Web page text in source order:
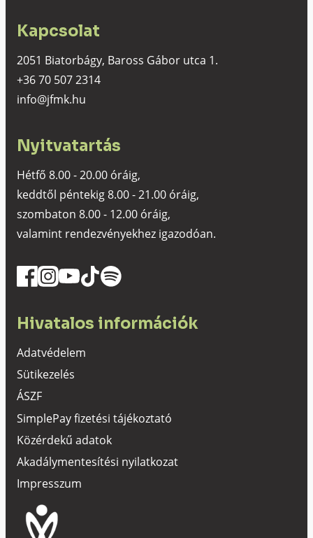
Kapcsolat
2051 Biatorbágy, Baross Gábor utca 1.
+36 70 507 2314
info@jfmk.hu
Nyitvatartás
Hétfő 8.00 - 20.00 óráig,
keddtől péntekig 8.00 - 21.00 óráig,
szombaton 8.00 - 12.00 óráig,
valamint rendezvényekhez igazodóan.
Hivatalos információk
Adatvédelem
Sütikezelés
ÁSZF
SimplePay fizetési tájékoztató
Közérdekű adatok
Akadálymentesítési nyilatkozat
Impresszum